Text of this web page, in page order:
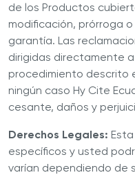
de los Productos
modificación, prórroga
garantía. Las
dirigidas directamente
procedimiento descrito
ningún caso Hy Cite
cesante, daños y
Derechos Legales:
específicos y usted
varían dependiendo de